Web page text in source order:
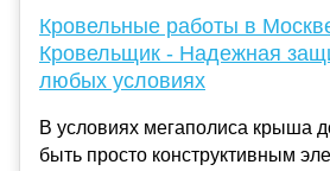
Кровельные работы в
Кровельщик - Надежная
любых условиях
В условиях мегаполиса крыша
быть просто конструктивным